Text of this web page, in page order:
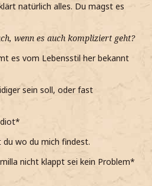
ob das so ein Idiot ist*
von einem Idiot ist*
er wieder den Kopf schüttelt
eine Idee war*
nur gut gemeint hat*
meine Meinung über Smilla nicht
urplötzlich aus seiner
natürlich alles. Du magst es
wenn es auch kompliziert geht?
es vom Lebensstil her bekannt
sein soll, oder fast
du wo du mich findest.
nicht klappt sei kein Problem*